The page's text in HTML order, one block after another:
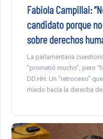
Fabiola Campillai:
candidato porque
sobre derechos
La parlamentaria
“prometió mucho”, pero
DD.HH. Un “retroceso”
miedo hacia la derecha